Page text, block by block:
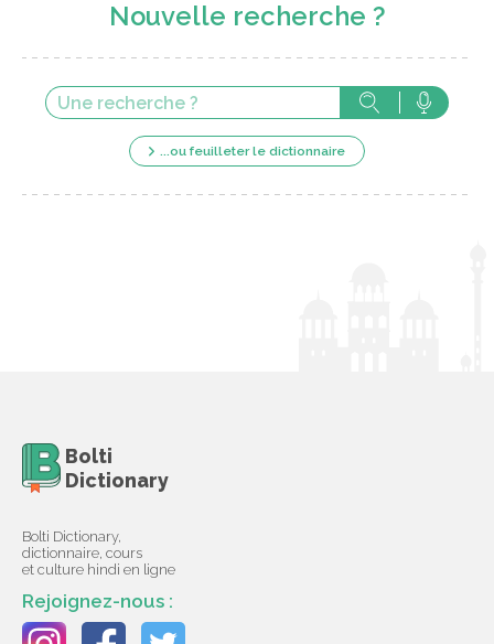
Nouvelle recherche ?
...ou feuilleter le dictionnaire
Bolti
Dictionary
Bolti Dictionary,
dictionnaire, cours
et culture hindi en ligne
Rejoignez-nous :